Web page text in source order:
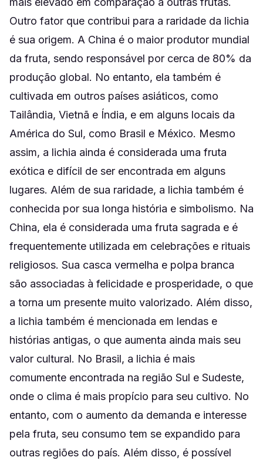
Outro fator que contribui para a raridade da lichia
é sua origem. A China é o maior produtor mundial
da fruta, sendo responsável por cerca de 80% da
produção global. No entanto, ela também é
cultivada em outros países asiáticos, como
Tailândia, Vietnã e Índia, e em alguns locais da
América do Sul, como Brasil e México. Mesmo
assim, a lichia ainda é considerada uma fruta
exótica e difícil de ser encontrada em alguns
lugares. Além de sua raridade, a lichia também é
conhecida por sua longa história e simbolismo. Na
China, ela é considerada uma fruta sagrada e é
frequentemente utilizada em celebrações e rituais
religiosos. Sua casca vermelha e polpa branca
são associadas à felicidade e prosperidade, o que
a torna um presente muito valorizado. Além disso,
a lichia também é mencionada em lendas e
histórias antigas, o que aumenta ainda mais seu
valor cultural. No Brasil, a lichia é mais
comumente encontrada na região Sul e Sudeste,
onde o clima é mais propício para seu cultivo. No
entanto, com o aumento da demanda e interesse
pela fruta, seu consumo tem se expandido para
outras regiões do país. Além disso, é possível